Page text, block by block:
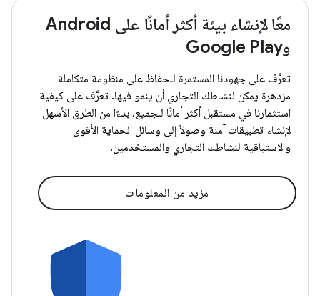
معًا لإنشاء بيئة أكثر أمانًا على Android
وGoogle Play
تعرَّف على جهودنا المستمرة للحفاظ على منظومة متكاملة
مزدهرة يمكن لنشاطك التجاري أن ينمو فيها. تعرَّف على كيفية
استثمارنا في مستقبل أكثر أمانًا للجميع، بدءًا من الطرق الأسهل
لإنشاء تطبيقات آمنة وصولاً إلى وسائل الحماية الأقوى
والاستباقية لنشاطك التجاري والمستخدمين.
مزيد من المعلومات